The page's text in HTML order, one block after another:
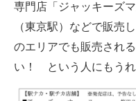
専門店「ジャッキーズ
（東京駅）などで販売
のエリアでも販売され
い！ という人にもうれ